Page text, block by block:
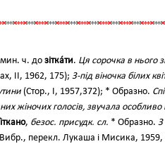
мин. ч. до зітка́ти. Ця сорочка в нього
II, 1962, 175); З-під віночка білих
(Стор., І, 1957,372); * Образно.
жіночих голосів, звучала
, безос. присудк. сл. * Образно. З
перекл. Лукаша і Мисика, 1959,